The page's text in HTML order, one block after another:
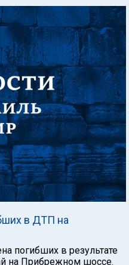
в ДТП на
погибших в результате
на Прибрежном шоссе.